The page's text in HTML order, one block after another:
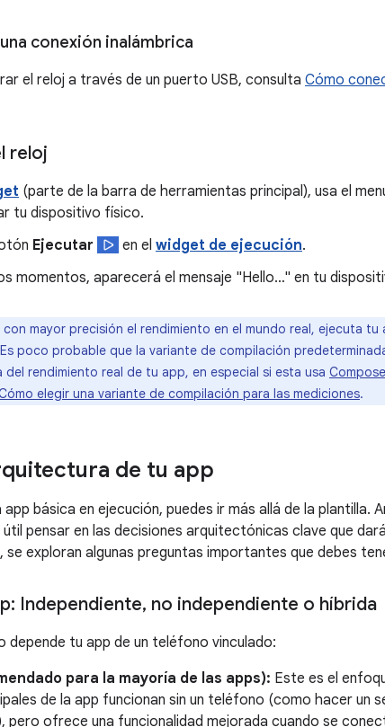
conexión inalámbrica
el reloj a través de un puerto USB, consulta Cómo
reloj
(parte de la barra de herramientas principal), usa el
tu dispositivo físico.
Ejecutar en el widget de ejecución.
momentos, aparecerá el mensaje "Hello…" en tu
con mayor precisión el rendimiento en el mundo real, ejecuta
poco probable que la variante de compilación
rendimiento real de tu app, en especial si esta usa Compose
elegir una variante de compilación para las mediciones.
de tu app
básica en ejecución, puedes ir más allá de la plantilla.
pensar en las decisiones arquitectónicas clave que
se exploran algunas preguntas importantes que debes
Independiente, no independiente o híbrida
depende tu app de un teléfono vinculado:
para la mayoría de las apps): Este es el
de la app funcionan sin un teléfono (como hacer un
pero ofrece una funcionalidad mejorada cuando se